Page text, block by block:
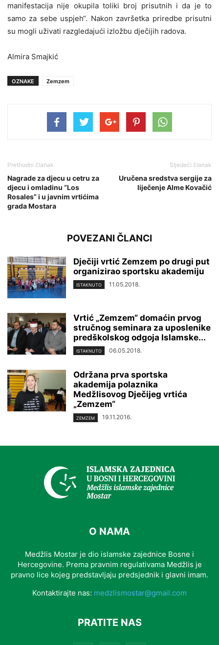
manifestacija nije okupila toliki broj prisutnih i da je to
samo za sebe uspjeh“. Nakon završetka priredbe prisutni
su mogli uživati razgledajući izložbu dječijih radova.
Almira Smajkić
OZNAKE Zemzem
Prethodni članak
Nagrade za djecu u cetru za
djecu i omladinu “Los
Rosales” i u javnim vrtićima
grada Mostara
Sljedeći članak
Uručena sredstva sergije za
liječenje Alme Kovačić
POVEZANI ČLANCI
Dječiji vrtić Zemzem po drugi put
organizirao sportsku akademiju
ISTAKNUTO 11.05.2018.
Vrtić „Zemzem“ domaćin prvog
stručnog seminara za uposlenike
predškolskog odgoja Islamske...
ISTAKNUTO 06.05.2018.
Održana prva sportska
akademija polaznika
Medžlisovog Dječijeg vrtića
„Zemzem“
ZEMZEM 19.11.2016.
O NAMA
Medžlis Mostar je dio islamske zajednice Bosne i
Hercegovine. Prema pravnim regulativama Medžlis je
pravno lice kojeg predstavljaju predsjednik i glavni imam.
Kontaktirajte nas: medzlismostar@gmail.com
PRATITE NAS